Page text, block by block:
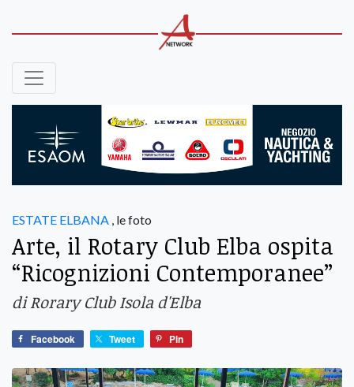
ESTATE ELBANA , le foto
Arte, il Rotary Club Elba ospita
“Ricognizioni Contemporanee”
di Rorary Club Isola d'Elba
Facebook Tweet Pin